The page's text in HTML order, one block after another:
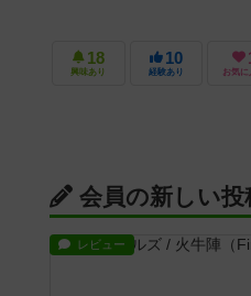
18
興味あり
10
経験あり お気に
会員の新しい投
レビュー